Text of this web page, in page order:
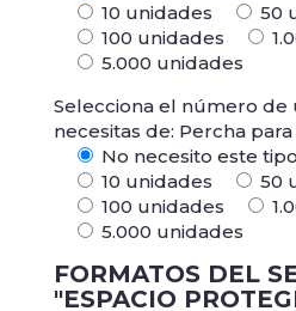
10 unidades
50
100 unidades
5.000 unidades
Selecciona el número de
necesitas de: Percha
No necesito este
10 unidades
50
100 unidades
5.000 unidades
FORMATOS DEL
"ESPACIO